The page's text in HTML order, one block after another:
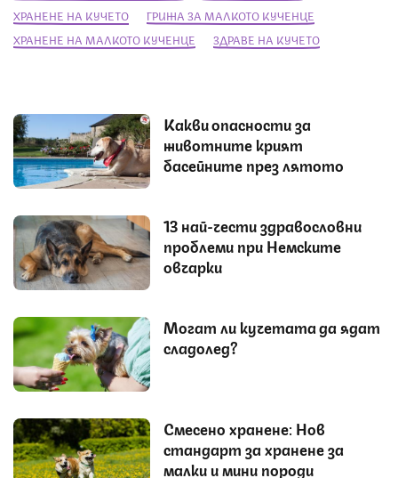
ХРАНЕНЕ НА КУЧЕТО
ГРИЖА ЗА МАЛКОТО КУЧЕНЦЕ
ХРАНЕНЕ НА МАЛКОТО КУЧЕНЦЕ
ЗДРАВЕ НА КУЧЕТО
Какви опасности за
животните крият
басейните през лятото
13 най-чести здравословни
проблеми при Немските
овчарки
Могат ли кучетата да ядат
сладолед?
Смесено хранене: Нов
стандарт за хранене за
малки и мини породи